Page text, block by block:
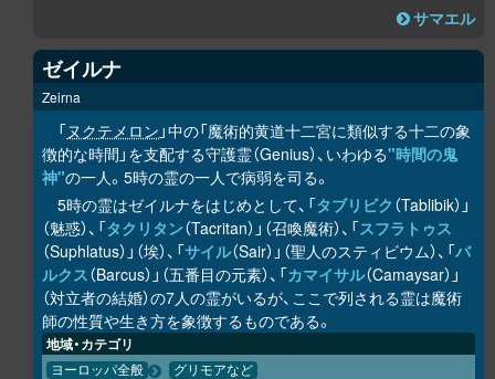
サマエル
ゼイルナ
Zeirna
「ヌクテメロン 」中の「魔術的黄道十二宮に類似する十二の象
徴的な時間」を支配する守護霊（Genius）、いわゆる"時間の鬼
神"の一人。5時の霊の一人で病弱を司る。
5時の霊はゼイルナをはじめとして、「タブリビク （Tablibik）」
（魅惑）、「タクリタン（Tacritan）」（召喚魔術）、「スフラトゥス
（Suphlatus）」（埃）、「サイル（Sair）」（聖人のスティビウム）、「バ
ルクス（Barcus）」（五番目の元素）、「カマイサル（Camaysar）」
（対立者の結婚）の7人の霊がいるが、ここで列される霊は魔術
師の性質や生き方を象徴するものである。
地域・カテゴリ
ヨーロッパ全般 グリモアなど